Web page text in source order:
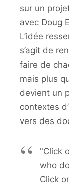
sur un
avec Doug
L’idée
s’agit de
faire de
mais plus
devient un
contextes
vers des
"Click
who
Click